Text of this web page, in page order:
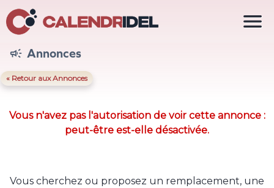
 Annonces
« Retour aux Annonces
Vous n'avez pas l'autorisation de voir cette annonce :
peut-être est-elle désactivée.
Vous cherchez ou proposez un remplacement, une
